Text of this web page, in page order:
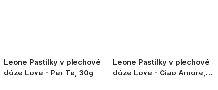
Leone Pastilky v plechové
dóze Love - Per Te, 30g
Leone Pastilky v plechové
dóze Love - Ciao Amore,